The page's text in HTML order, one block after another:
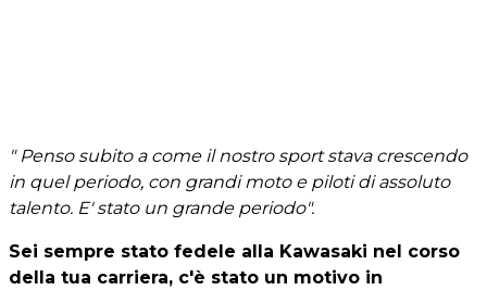
" Penso subito a come il nostro sport stava crescendo
in quel periodo, con grandi moto e piloti di assoluto
talento. E' stato un grande periodo".
Sei sempre stato fedele alla Kawasaki nel corso
della tua carriera, c'è stato un motivo in